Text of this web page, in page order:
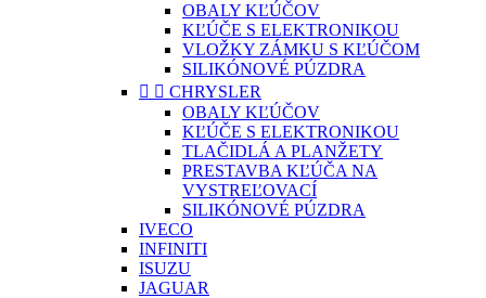
OBALY KĽÚČOV
KĽÚČE S ELEKTRONIKOU
VLOŽKY ZÁMKU S KĽÚČOM
SILIKÓNOVÉ PÚZDRA
  CHRYSLER
OBALY KĽÚČOV
KĽÚČE S ELEKTRONIKOU
TLAČIDLÁ A PLANŽETY
PRESTAVBA KĽÚČA NA
VYSTREĽOVACÍ
SILIKÓNOVÉ PÚZDRA
IVECO
INFINITI
ISUZU
JAGUAR